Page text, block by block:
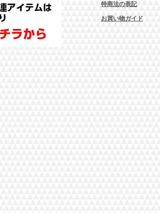
特商法の表記
お買い物ガイド